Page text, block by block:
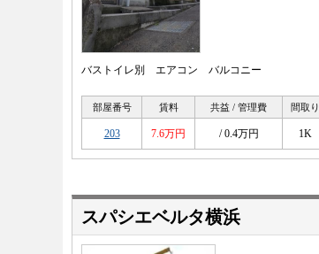
バストイレ別 エアコン バルコニー
部屋番号 賃料 共益 / 管理費 間取り
203 7.6万円 / 0.4万円 1K
スパシエベルタ横浜